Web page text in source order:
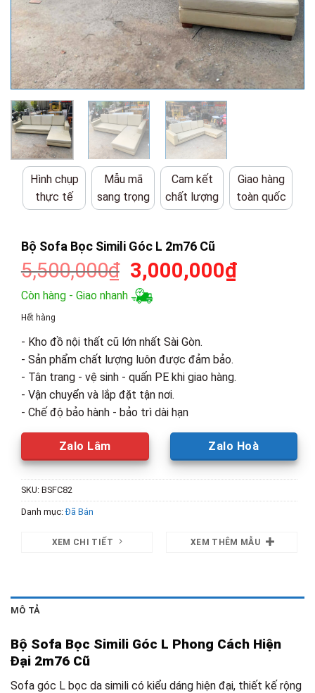
Hình chụp
thực tế
Mẫu mã
sang trọng
Cam kết
chất lượng
Giao hàng
toàn quốc
Bộ Sofa Bọc Simili Góc L 2m76 Cũ
5,500,000₫ Giá
gốc
là:
3,000,000₫Giá
Còn hàng - Giao nhanh
Hết hàng
- Kho đồ nội thất cũ lớn nhất Sài Gòn.
- Sản phẩm chất lượng luôn được đảm bảo.
- Tân trang - vệ sinh - quấn PE khi giao hàng.
- Vận chuyển và lắp đặt tận nơi.
- Chế độ bảo hành - bảo trì dài hạn
Zalo Lâm Zalo Hoà
SKU: BSFC82
Danh mục:Đã Bán
XEM CHI TIẾT XEM THÊM MẪU
MÔ TẢ
Bộ Sofa Bọc Simili Góc L Phong Cách Hiện
Đại 2m76 Cũ
Sofa góc L bọc da simili có kiểu dáng hiện đại, thiết kế rộng